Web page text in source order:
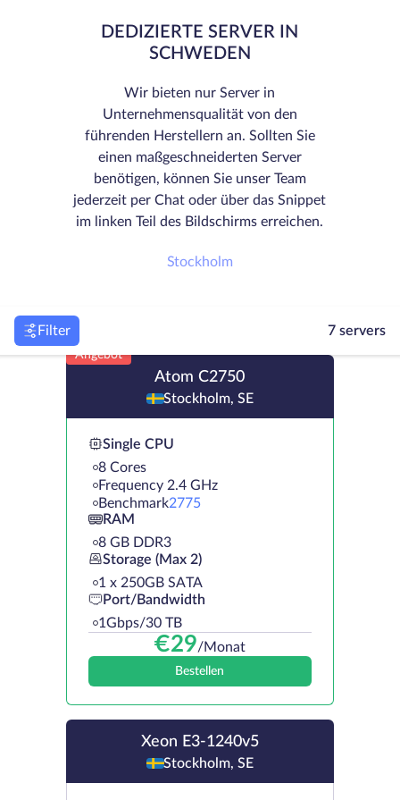
DEDIZIERTE SERVER IN
SCHWEDEN
Wir bieten nur Server in
Unternehmensqualität von den
führenden Herstellern an. Sollten Sie
einen maßgeschneiderten Server
benötigen, können Sie unser Team
jederzeit per Chat oder über das Snippet
im linken Teil des Bildschirms erreichen.
Stockholm
Filter 7 servers
Angebot
Atom C2750
Stockholm, SE
Single CPU
8 Cores
Frequency 2.4 GHz
Benchmark2775
RAM
8 GB DDR3
Storage (Max 2)
1 х 250GB SATA
Port/Bandwidth
1Gbps/30 TB
€29/Monat
Bestellen
Xeon E3-1240v5
Stockholm, SE